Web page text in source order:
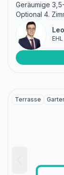
Geräumige
Optional 4.
Terrasse